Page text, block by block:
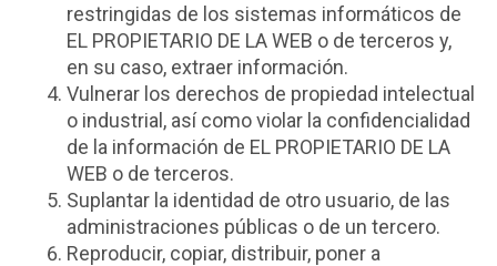
restringidas de los sistemas informáticos de
EL PROPIETARIO DE LA WEB o de terceros y,
en su caso, extraer información.
Vulnerar los derechos de propiedad intelectual
o industrial, así como violar la confidencialidad
de la información de EL PROPIETARIO DE LA
WEB o de terceros.
Suplantar la identidad de otro usuario, de las
administraciones públicas o de un tercero.
Reproducir, copiar, distribuir, poner a